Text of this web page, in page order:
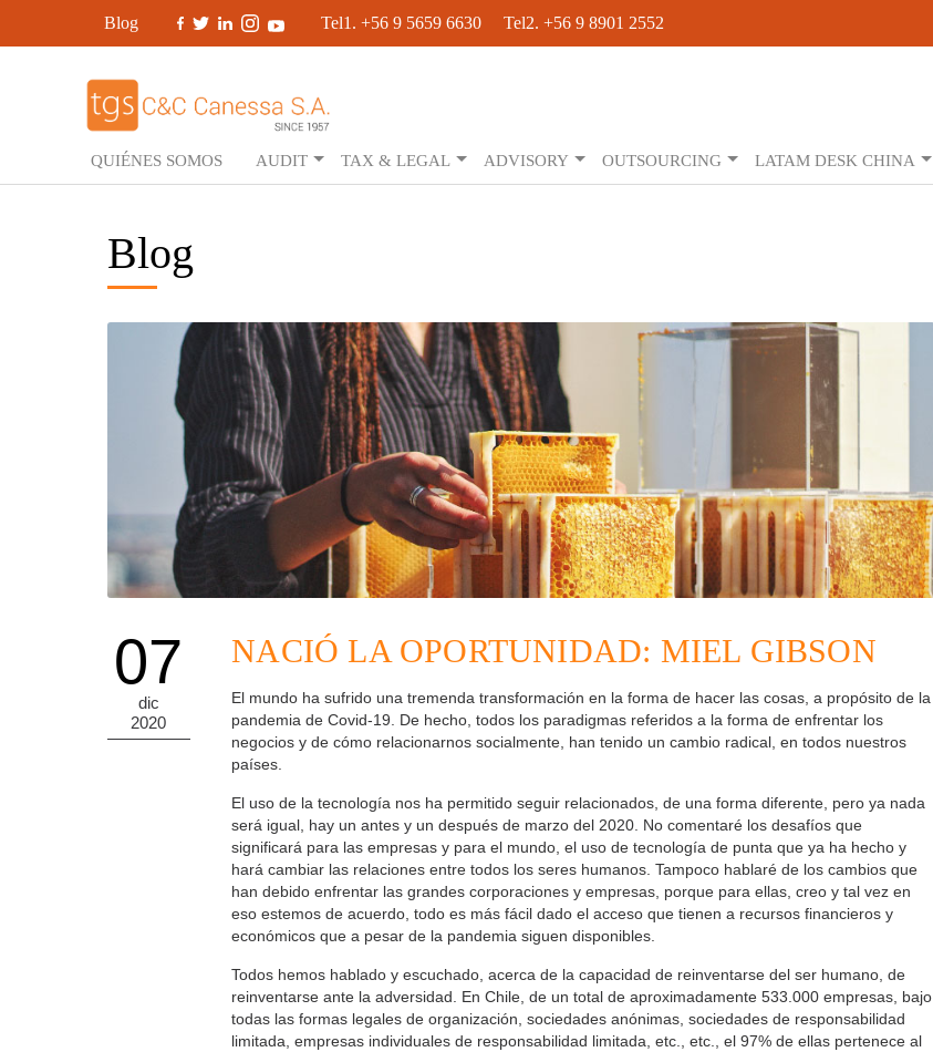
Blog Tel1. +56 9 5659 6630 Tel2. +56 9 8901 2552
QUIÉNES SOMOS AUDIT TAX & LEGAL ADVISORY OUTSOURCING LATAM DESK CHINA
Blog
07
dic
2020
NACIÓ LA OPORTUNIDAD: MIEL GIBSON
El mundo ha sufrido una tremenda transformación en la forma de hacer las cosas, a propósito de la
pandemia de Covid-19. De hecho, todos los paradigmas referidos a la forma de enfrentar los
negocios y de cómo relacionarnos socialmente, han tenido un cambio radical, en todos nuestros
países.
El uso de la tecnología nos ha permitido seguir relacionados, de una forma diferente, pero ya nada
será igual, hay un antes y un después de marzo del 2020. No comentaré los desafíos que
significará para las empresas y para el mundo, el uso de tecnología de punta que ya ha hecho y
hará cambiar las relaciones entre todos los seres humanos. Tampoco hablaré de los cambios que
han debido enfrentar las grandes corporaciones y empresas, porque para ellas, creo y tal vez en
eso estemos de acuerdo, todo es más fácil dado el acceso que tienen a recursos financieros y
económicos que a pesar de la pandemia siguen disponibles.
Todos hemos hablado y escuchado, acerca de la capacidad de reinventarse del ser humano, de
reinventarse ante la adversidad. En Chile, de un total de aproximadamente 533.000 empresas, bajo
todas las formas legales de organización, sociedades anónimas, sociedades de responsabilidad
limitada, empresas individuales de responsabilidad limitada, etc., etc., el 97% de ellas pertenece al